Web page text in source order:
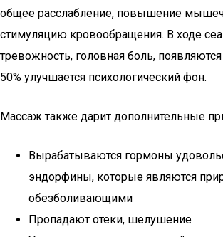
общее расслабление, повышение
стимуляцию кровообращения. В ходе
тревожность, головная боль,
50% улучшается психологический фон.
Массаж также дарит дополнительные
Вырабатываются гормоны
эндорфины, которые являются
обезболивающими
Пропадают отеки, шелушение